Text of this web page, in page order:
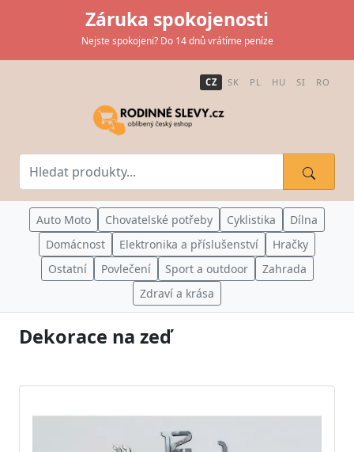
Záruka spokojenosti
Nejste spokojeni? Do 14 dnů vrátíme peníze
CZ SK PL HU SI RO
Auto Moto Chovatelské potřeby Cyklistika
Dílna
Domácnost
Elektronika a příslušenství
Hračky
Ostatní
Povlečení Sport a outdoor
Zahrada
Zdraví a krása
Dekorace na zeď